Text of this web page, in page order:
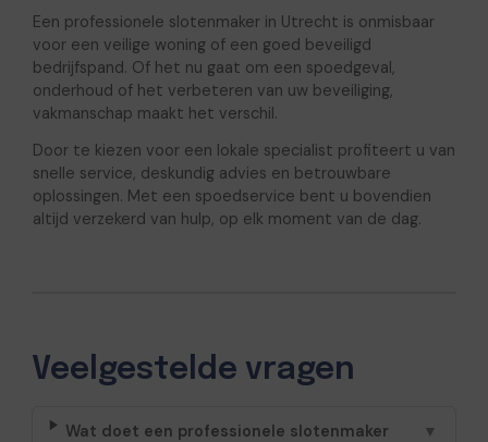
Een professionele slotenmaker in Utrecht is onmisbaar
voor een veilige woning of een goed beveiligd
bedrijfspand. Of het nu gaat om een spoedgeval,
onderhoud of het verbeteren van uw beveiliging,
vakmanschap maakt het verschil.
Door te kiezen voor een lokale specialist profiteert u van
snelle service, deskundig advies en betrouwbare
oplossingen. Met een spoedservice bent u bovendien
altijd verzekerd van hulp, op elk moment van de dag.
Veelgestelde vragen
Wat doet een professionele slotenmaker
▼